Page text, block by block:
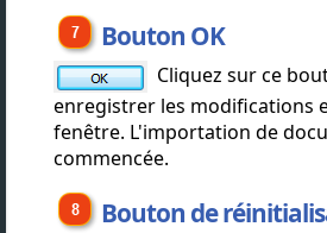
Bouton OK
Cliquez sur ce
enregistrer les modifications
fenêtre. L'importation de
commencée.
Bouton de